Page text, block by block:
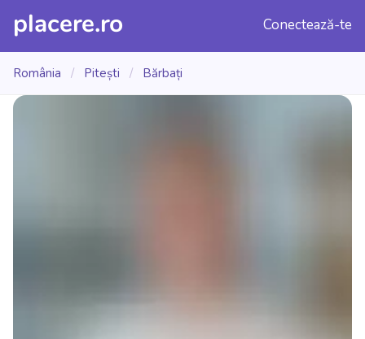
placere.ro Conectează-te
România / Pitești / Bărbați